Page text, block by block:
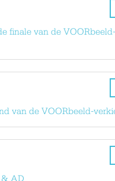
finale van de
van de VOORbeeld-